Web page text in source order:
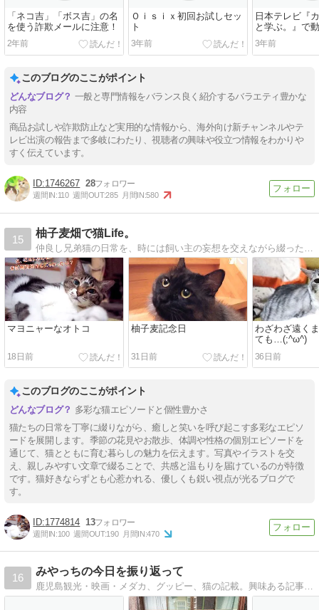
「ネコ吉」「ボス吉」の名
を使う詐欺メールに注意！
2年前
Ｏｉｓｉｘ初回お試しセッ
ト
3年前
日本テレビ『
と学ぶ。』で
3年前
このブログのここがポイント
一般と専門情報をバランス良く紹介するバラエティ豊かな
内容
商品お試しや詐欺防止など実用的な情報から、海外向け新チャンネルやテ
レビ出演の報告まで多岐にわたり、視聴者の興味や役立つ情報をわかりや
すく伝えています。
1746267 28
週間IN:110 週間OUT:285 月間IN:580
15
柚子麦畑で猫Life。
マヨニャーなオトコ
18日前
柚子麦記念日
31日前
わざわざ遠く
ても…(;^ω^)
36日前
このブログのここがポイント
多彩な猫エピソードと個性豊かさ
猫たちの日常を丁寧に綴りながら、癒しと笑いを呼び起こす多彩なエピソ
ードを展開します。季節の花見やお散歩、体調や性格の個別エピソードを
通じて、猫とともに育む暮らしの魅力を伝えます。写真やイラストを交
え、親しみやすい文章で綴ることで、共感と温もりを届けているのが特徴
です。猫好きならずとも心惹かれる、優しくも鋭い視点が光るブログで
す。
1774814 13
週間IN:100 週間OUT:190 月間IN:470
16
みやっちの今日を振り返って
鹿児島観光・映画・メダカ、グッピー、猫の記載。興味ある記事も掲載していますので、是非お立ち寄り下さい。